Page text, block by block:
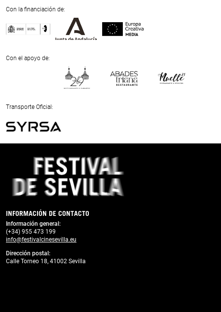
Con la financiación de:
Next
Con el apoyo de:
Next
Transporte Oficial:
Previous
INFORMACIÓN DE CONTACTO
Información general:
(+34) 955 473 199
info@festivalcinesevilla.eu
Dirección postal:
Calle Torneo 18, 41002 Sevilla